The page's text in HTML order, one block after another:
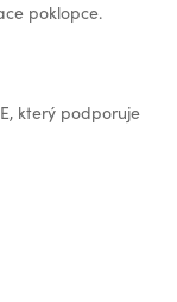
poklopce.
který podporuje